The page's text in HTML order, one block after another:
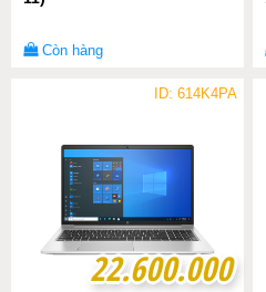
Còn hàng
ID: 614K4PA
22.600.000
22.600.000